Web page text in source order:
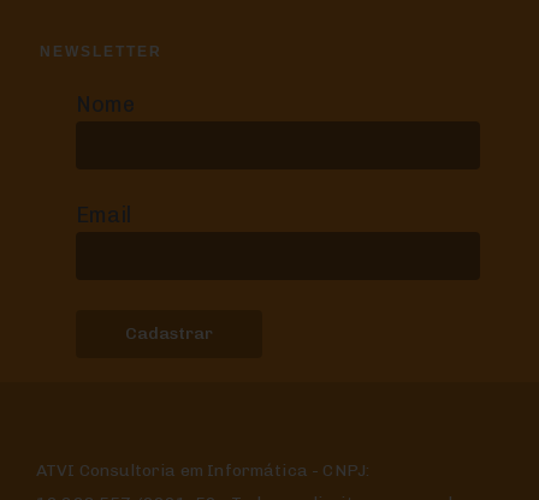
NEWSLETTER
Nome
Email
ATVI Consultoria em Informática - CNPJ: